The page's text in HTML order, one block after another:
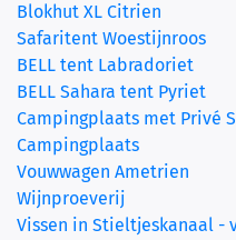
Blokhut XL Citrien
Safaritent Woestijnroos
BELL tent Labradoriet
BELL Sahara tent Pyriet
Campingplaats met Privé
Campingplaats
Vouwwagen Ametrien
Wijnproeverij
Vissen in Stieltjeskanaal -